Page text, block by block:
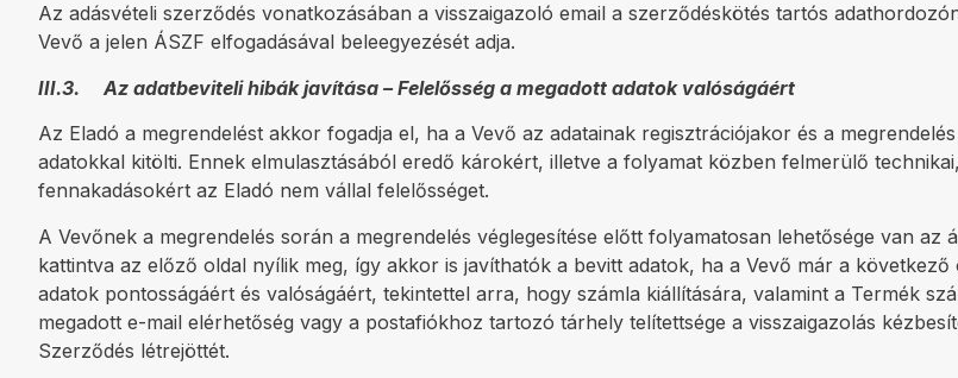
Az adásvételi szerződés vonatkozásában a visszaigazoló email a szerződéskötés tartós
Vevő a jelen ÁSZF elfogadásával beleegyezését adja.
III.3. Az adatbeviteli hibák javítása – Felelősség a megadott adatok valóságáért
Az Eladó a megrendelést akkor fogadja el, ha a Vevő az adatainak regisztrációjakor és a
adatokkal kitölti. Ennek elmulasztásából eredő károkért, illetve a folyamat közben felmerülő
fennakadásokért az Eladó nem vállal felelősséget.
A Vevőnek a megrendelés során a megrendelés véglegesítése előtt folyamatosan lehetősége van
kattintva az előző oldal nyílik meg, így akkor is javíthatók a bevitt adatok, ha a Vevő már a
adatok pontosságáért és valóságáért, tekintettel arra, hogy számla kiállítására, valamint a Termék
megadott e-mail elérhetőség vagy a postafiókhoz tartozó tárhely telítettsége a visszaigazolás
Szerződés létrejöttét.